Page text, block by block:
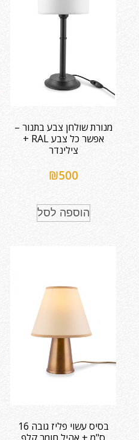
מנורת שולחן צבע בתנור –
אפשר כל צבע RAL +
צילינדר
₪500
הוספה לסל
בסיס עשוי פליז גובה 16